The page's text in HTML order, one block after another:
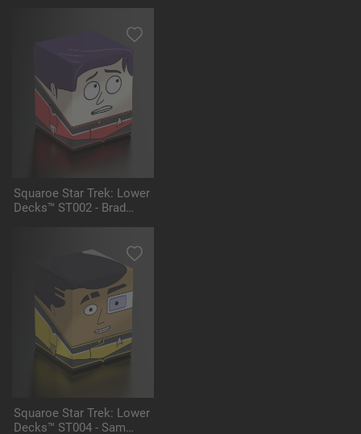
Squaroe Star Trek: Lower
Decks™ ST002 - Brad
Squaroe Star Trek: Lower
Decks™ ST004 - Sam